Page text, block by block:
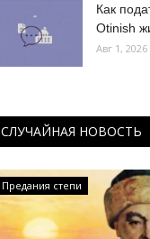
Как
Otinish
Авг 1, 2026
СЛУЧАЙНАЯ НОВОСТЬ
Предания степи